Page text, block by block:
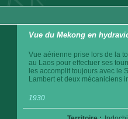
Vue du Mekong en
Vue aérienne prise lors de la
au Laos pour effectuer ses
les accomplit toujours avec le
Lambert et deux mécaniciens
1930